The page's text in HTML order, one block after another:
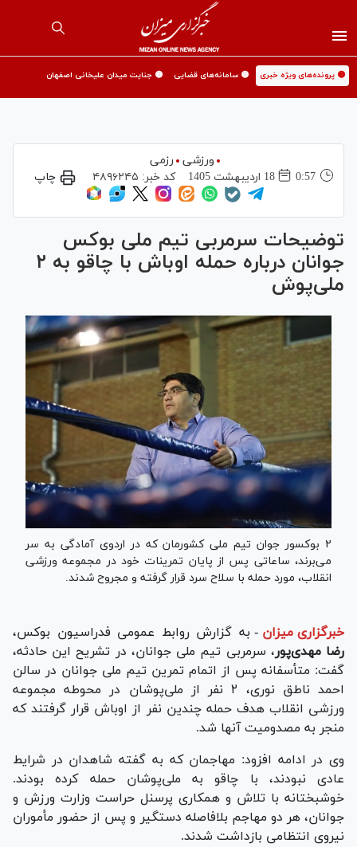
🟡 پرونده‌های ویژه خبری 🟡 سامانه‌های قضایی 🟡 جنایت میدان علیخانی اصفهان
ورزشی
رزمی
0:57
18 ارديبهشت 1405 کد خبر: ۴۸۹۶۲۴۵ چاپ
توضیحات سرمربی تیم ملی بوکس
جوانان درباره حمله اوباش با چاقو به ۲
ملی‌پوش
۲ بوکسور جوان تیم ملی کشورمان که در اردوی آمادگی به سر
می‌برند، ساعاتی پس از پایان تمرینات خود در مجموعه ورزشی
انقلاب، مورد حمله با سلاح سرد قرار گرفته و مجروح شدند.
خبرگزاری میزان - به گزارش روابط عمومی فدراسیون بوکس،
رضا مهدی‌پور، سرمربی تیم ملی جوانان، در تشریح این حادثه،
گفت: متأسفانه پس از اتمام تمرین تیم ملی جوانان در سالن
احمد ناطق نوری، ۲ نفر از ملی‌پوشان در محوطه مجموعه
ورزشی انقلاب هدف حمله چندین نفر از اوباش قرار گرفتند که
منجر به مصدومیت آنها شد.
وی در ادامه افزود: مهاجمان که به گفته شاهدان در شرایط
عادی نبودند، با چاقو به ملی‌پوشان حمله کرده بودند.
خوشبختانه با تلاش و همکاری پرسنل حراست وزارت ورزش و
جوانان، هر دو مهاجم بلافاصله دستگیر و پس از حضور مأموران
نیروی انتظامی بازداشت شدند.